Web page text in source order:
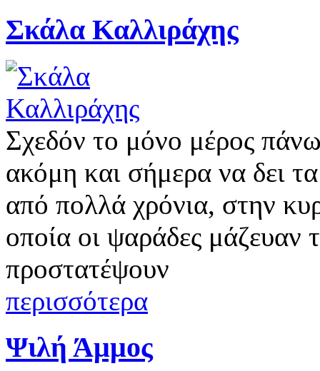
Σκάλα Καλλιράχης
Σχεδόν το μόνο μέρος
ακόμη και σήμερα να δει
από πολλά χρόνια, στην
οποία οι ψαράδες μάζευαν
προστατέψουν
περισσότερα
Ψιλή Άμμος